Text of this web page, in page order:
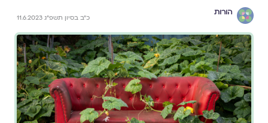
הורות
כ״ב בסיון תשפ״ג 11.6.2023